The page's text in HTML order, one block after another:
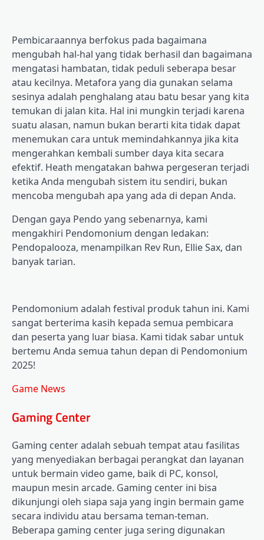
Pembicaraannya berfokus pada bagaimana
mengubah hal-hal yang tidak berhasil dan bagaimana
mengatasi hambatan, tidak peduli seberapa besar
atau kecilnya. Metafora yang dia gunakan selama
sesinya adalah penghalang atau batu besar yang kita
temukan di jalan kita. Hal ini mungkin terjadi karena
suatu alasan, namun bukan berarti kita tidak dapat
menemukan cara untuk memindahkannya jika kita
mengerahkan kembali sumber daya kita secara
efektif. Heath mengatakan bahwa pergeseran terjadi
ketika Anda mengubah sistem itu sendiri, bukan
mencoba mengubah apa yang ada di depan Anda.
Dengan gaya Pendo yang sebenarnya, kami
mengakhiri Pendomonium dengan ledakan:
Pendopalooza, menampilkan Rev Run, Ellie Sax, dan
banyak tarian.
Pendomonium adalah festival produk tahun ini. Kami
sangat berterima kasih kepada semua pembicara
dan peserta yang luar biasa. Kami tidak sabar untuk
bertemu Anda semua tahun depan di Pendomonium
2025!
Game News
Gaming Center
Gaming center adalah sebuah tempat atau fasilitas
yang menyediakan berbagai perangkat dan layanan
untuk bermain video game, baik di PC, konsol,
maupun mesin arcade. Gaming center ini bisa
dikunjungi oleh siapa saja yang ingin bermain game
secara individu atau bersama teman-teman.
Beberapa gaming center juga sering digunakan